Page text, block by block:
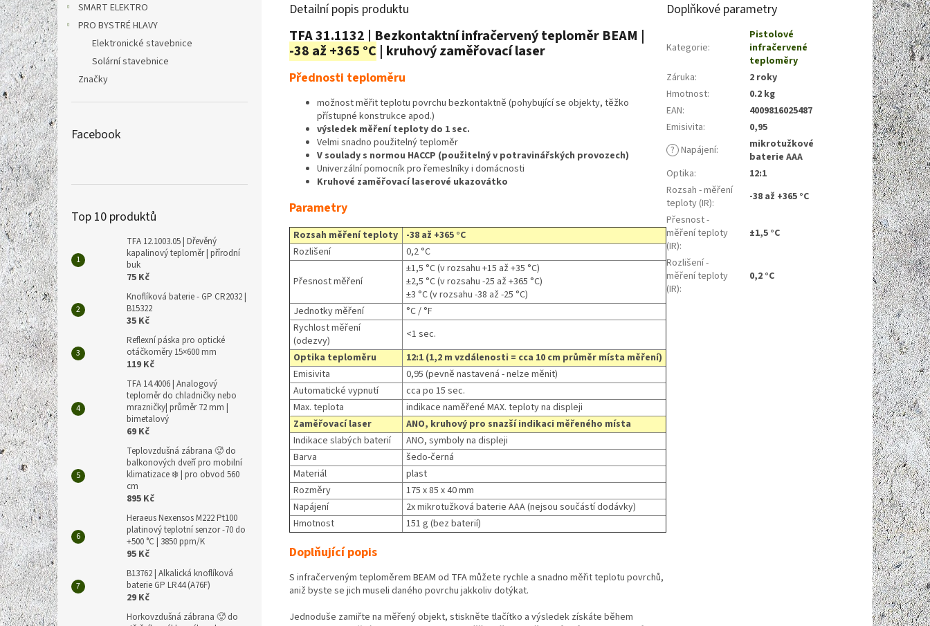
SMART ELEKTRO
PRO BYSTRÉ HLAVY
Elektronické stavebnice
Solární stavebnice
Značky
Facebook
Top 10 produktů
TFA 12.1003.05 | Dřevěný
kapalinový teploměr | přírodní
buk
75 Kč
Knoflíková baterie - GP CR2032 |
B15322
35 Kč
Reflexní páska pro optické
otáčkoměry 15×600 mm
119 Kč
TFA 14.4006 | Analogový
teploměr do chladničky nebo
mrazničky| průměr 72 mm |
bimetalový
69 Kč
Teplovzdušná zábrana 🥵 do
balkonových dveří pro mobilní
klimatizace ❄️ | pro obvod 560
cm
895 Kč
Heraeus Nexensos M222 Pt100
platinový teplotní senzor -70 do
+500 °C | 3850 ppm/K
95 Kč
B13762 | Alkalická knoflíková
baterie GP LR44 (A76F)
29 Kč
Horkovzdušná zábrana 🥵 do
Detailní popis produktu
TFA 31.1132 | Bezkontaktní infračervený teploměr BEAM |
-38 až +365 °C | kruhový zaměřovací laser
Přednosti teploměru
možnost měřit teplotu povrchu bezkontaktně (pohybující se objekty, těžko
přístupné konstrukce apod.)
výsledek měření teploty do 1 sec.
Velmi snadno použitelný teploměr
V soulady s normou HACCP (použitelný v potravinářských provozech)
Univerzální pomocník pro řemeslníky i domácnosti
Kruhové zaměřovací laserové ukazovátko
Parametry
Rozsah měření teploty
-38 až +365 °C
Rozlišení
0,2 °C
Přesnost měření
±1,5 °C (v rozsahu +15 až +35 °C)
±2,5 °C (v rozsahu -25 až +365 °C)
±3 °C (v rozsahu -38 až -25 °C)
Jednotky měření
°C / °F
Rychlost měření
(odezvy)
<1 sec.
Optika teploměru
12:1 (1,2 m vzdálenosti = cca 10 cm průměr místa měření)
Emisivita
0,95 (pevně nastavená - nelze měnit)
Automatické vypnutí
cca po 15 sec.
Max. teplota
indikace naměřené MAX. teploty na displeji
Zaměřovací laser
ANO, kruhový pro snazší indikaci měřeného místa
Indikace slabých baterií
ANO, symboly na displeji
Barva
šedo-černá
Materiál
plast
Rozměry
175 x 85 x 40 mm
Napájení
2x mikrotužková baterie AAA (nejsou součástí dodávky)
Hmotnost
151 g (bez baterií)
Doplňující popis
S infračerveným teploměrem BEAM od TFA můžete rychle a snadno měřit teplotu povrchů,
aniž byste se jich museli daného povrchu jakkoliv dotýkat.
Jednoduše zamiřte na měřený objekt, stiskněte tlačítko a výsledek získáte během
Doplňkové parametry
Kategorie:
Pistolové
infračervené
teploměry
Záruka:
2 roky
Hmotnost:
0.2 kg
EAN:
4009816025487
Emisivita:
0,95
? Napájení:
mikrotužkové
baterie AAA
Optika:
12:1
Rozsah - měření
teploty (IR):
-38 až +365 °C
Přesnost -
měření teploty
(IR):
±1,5 °C
Rozlišení -
měření teploty
(IR):
0,2 °C